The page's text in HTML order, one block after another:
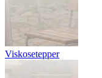
Viskosetepper